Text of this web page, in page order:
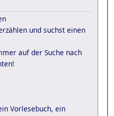
und suchst einen
auf der Suche nach
Vorlesebuch, ein